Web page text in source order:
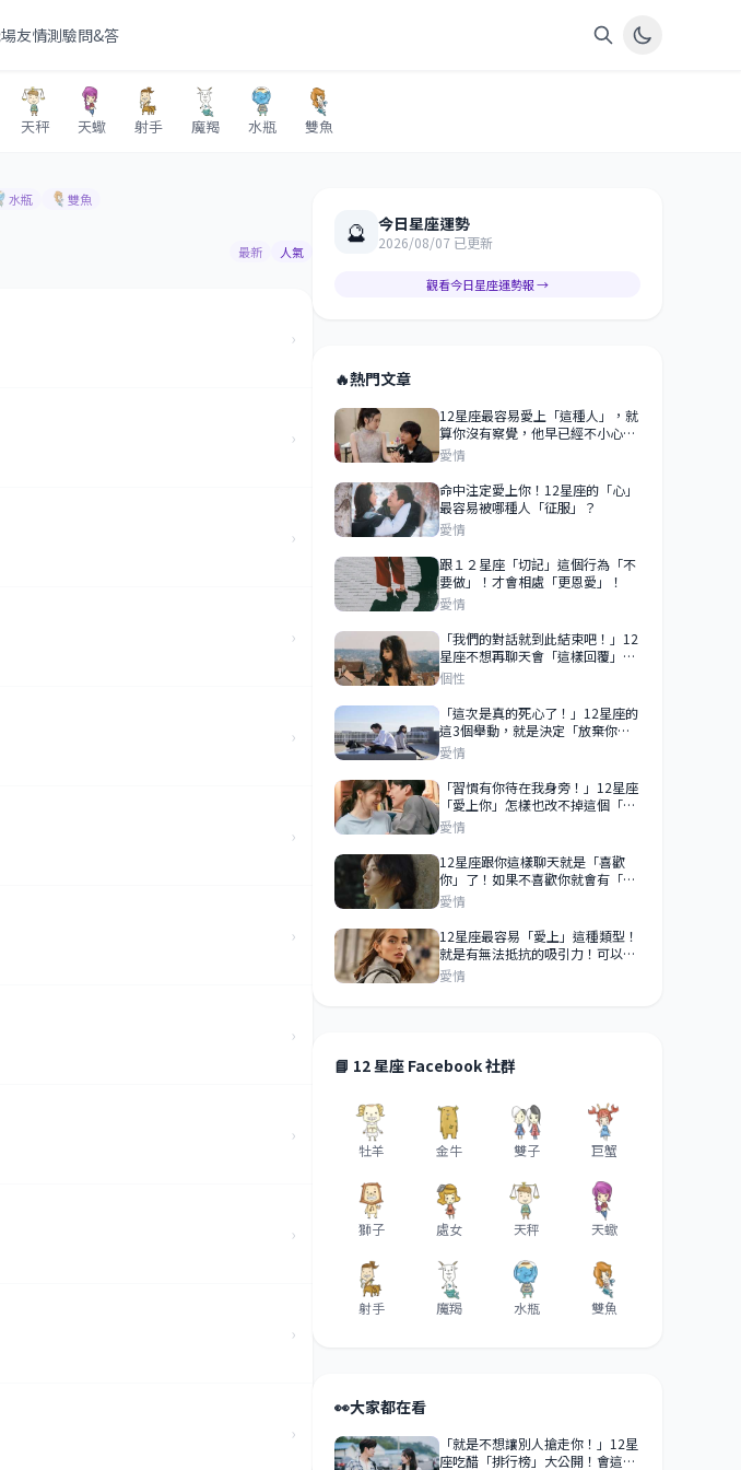
友情測驗問&答
天秤 天蠍 射手 魔羯 水瓶 雙魚
水瓶 雙魚
最新 人氣
›
›
›
›
›
›
›
›
›
›
›
›
🔮 今日星座運勢
2026/08/07 已更新
觀看今日星座運勢報 →
🔥熱門文章
12星座最容易愛上「這種人」，就
算你沒有察覺，他早已經不小心喜
歡上你了！
愛情
命中注定愛上你！12星座的「心」
最容易被哪種人「征服」？
愛情
跟１２星座「切記」這個行為「不
要做」！才會相處「更恩愛」！
愛情
「我們的對話就到此結束吧！」12
星座不想再聊天會「這樣回覆」！
這個時候就別再打擾了！
個性
「這次是真的死心了！」12星座的
這3個舉動，就是決定「放棄你」
了！
愛情
「習慣有你待在我身旁！」12星座
「愛上你」怎樣也改不掉這個「甜
蜜小習慣」！每天都是甜甜的戀愛
情節！
愛情
12星座跟你這樣聊天就是「喜歡
你」了！如果不喜歡你就會有「這
種表現」！
愛情
12星座最容易「愛上」這種類型！
就是有無法抵抗的吸引力！可以瞬
間被迷倒！
愛情
📘 12 星座 Facebook 社群
牡羊 金牛 雙子 巨蟹
獅子 處女 天秤 天蠍
射手 魔羯 水瓶 雙魚
👀大家都在看
「就是不想讓別人搶走你！」12星
座吃醋「排行榜」大公開！會這樣